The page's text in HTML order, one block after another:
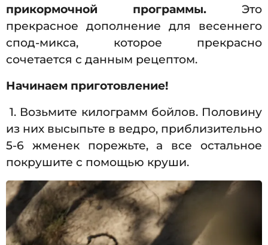
прикормочной программы. Это
прекрасное дополнение для весеннего
спод-микса, которое прекрасно
сочетается с данным рецептом.
Начинаем приготовление!
1. Возьмите килограмм бойлов. Половину
из них высыпьте в ведро, приблизительно
5-6 жменек порежьте, а все остальное
покрушите с помощью круши.